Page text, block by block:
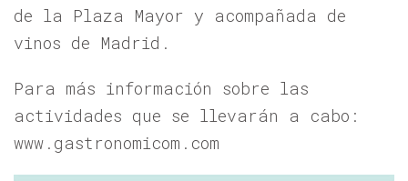
de la Plaza Mayor y acompañada de
vinos de Madrid.
Para más información sobre las
actividades que se llevarán a cabo:
www.gastronomicom.com